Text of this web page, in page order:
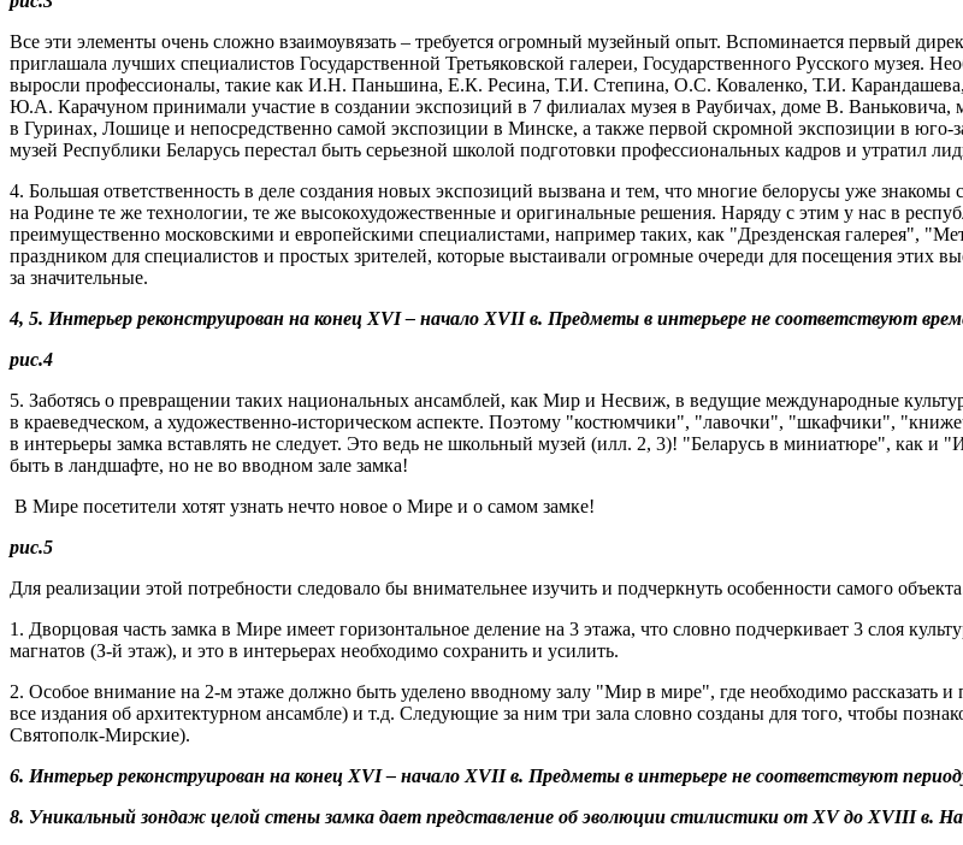
Все эти элементы очень сложно взаимоувязать – требуется огромный музейный опыт. Вспоминается первый
приглашала лучших специалистов Государственной Третьяковской галереи, Государственного Русского музея.
выросли профессионалы, такие как И.Н. Паньшина, Е.К. Ресина, Т.И. Степина, О.С. Коваленко, Т.И.
Ю.А. Карачуном принимали участие в создании экспозиций в 7 филиалах музея в Раубичах, доме В.
в Гуринах, Лошице и непосредственно самой экспозиции в Минске, а также первой скромной экспозиции в
музей Республики Беларусь перестал быть серьезной школой подготовки профессиональных кадров и утратил
4. Большая ответственность в деле создания новых экспозиций вызвана и тем, что многие белорусы уже
на Родине те же технологии, те же высокохудожественные и оригинальные решения. Наряду с этим у нас в
преимущественно московскими и европейскими специалистами, например таких, как "Дрезденская галерея",
праздником для специалистов и простых зрителей, которые выстаивали огромные очереди для посещения этих
за значительные.
4, 5. Интерьер реконструирован на конец XVI – начало XVII в. Предметы в интерьере не соответствуют
рис.4
5. Заботясь о превращении таких национальных ансамблей, как Мир и Несвиж, в ведущие международные
в краеведческом, а художественно-историческом аспекте. Поэтому "костюмчики", "лавочки", "шкафчики",
в интерьеры замка вставлять не следует. Это ведь не школьный музей (илл. 2, 3)! "Беларусь в миниатюре", как
быть в ландшафте, но не во вводном зале замка!
В Мире посетители хотят узнать нечто новое о Мире и о самом замке!
рис.5
Для реализации этой потребности следовало бы внимательнее изучить и подчеркнуть особенности самого
1. Дворцовая часть замка в Мире имеет горизонтальное деление на 3 этажа, что словно подчеркивает 3 слоя
магнатов (З-й этаж), и это в интерьерах необходимо сохранить и усилить.
2. Особое внимание на 2-м этаже должно быть уделено вводному залу "Мир в мире", где необходимо рассказать и
все издания об архитектурном ансамбле) и т.д. Следующие за ним три зала словно созданы для того, чтобы
Святополк-Мирские).
6. Интерьер реконструирован на конец XVI – начало XVII в. Предметы в интерьере не соответствуют
8. Уникальный зондаж целой стены замка дает представление об эволюции стилистики от XV до XVIII в.